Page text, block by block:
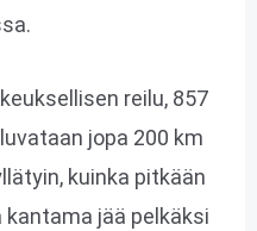
reilu, 857
jopa 200 km
kuinka pitkään
jää pelkäksi